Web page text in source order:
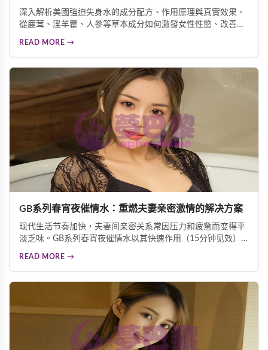
深入解析美國強迫失身水的成分配方、作用原理與真實效果。
從鹿茸、淫羊藿、人參等草本成分如何激發女性性慾、改善性
READ MORE →
GB系列春宵夜催情水：重燃夫妻亲密激情的解决方案
现代生活节奏加快，夫妻间亲密关系常因压力和疲惫而变得平
淡乏味。GB系列春宵夜催情水以其快速作用（15分钟见效）
激情，是提升亲密生活品质的可靠选择。
READ MORE →